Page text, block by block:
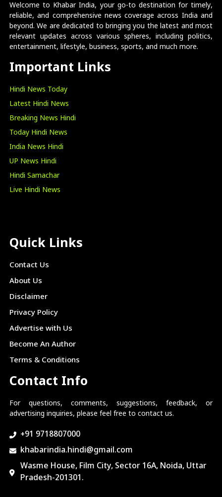
Welcome to Khabar India, your go-to destination for timely,
reliable, and comprehensive news coverage across India and
beyond. We are dedicated to bringing you the latest and most
relevant updates across various spheres, including politics,
entertainment, lifestyle, business, sports, and much more.
Important Links
Hindi News Today
Latest Hindi News
Breaking News Hindi
Today Hindi News
India News Hindi
UP News Hindi
Hindi Samachar
Live Hindi News
Quick Links
Contact Us
About Us
Disclaimer
Privacy Policy
Advertise with Us
Become An Author
Terms & Conditions
Contact Info
For questions, comments, suggestions, feedback, or
advertising inquiries, please feel free to contact us.
+91 9718807000
khabarindia.hindi@gmail.com
Wasme House, Film City, Sector 16A, Noida, Uttar
Pradesh-201301.